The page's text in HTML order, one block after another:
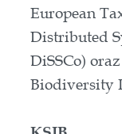
European
Distributed
DiSSCo)
Biodiversity